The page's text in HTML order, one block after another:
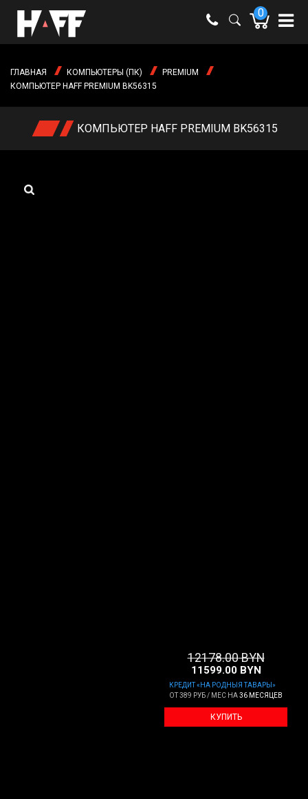
Время
18:00
0
ГЛАВНАЯ КОМПЬЮТЕРЫ (ПК)
PREMIUM
КОМПЬЮТЕР HAFF PREMIUM BK56315
КОМПЬЮТЕР HAFF PREMIUM BK56315
11599.00BYN
12178.00BYN
КРЕДИТ «НА РОДНЫЯ ТАВАРЫ»
ОТ389 РУБ / МЕС НА36 МЕСЯЦЕВ
КУПИТЬ